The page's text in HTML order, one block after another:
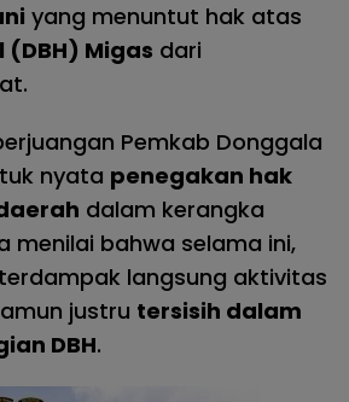
yang menuntut hak atas
(DBH) Migas dari
Pemkab Donggala
nyata penegakan hak
dalam kerangka
menilai bahwa selama ini,
langsung aktivitas
justru tersisih dalam
DBH.